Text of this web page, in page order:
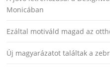
Monicában
Ezáltal motiváld magad az
Új magyarázatot találtak a